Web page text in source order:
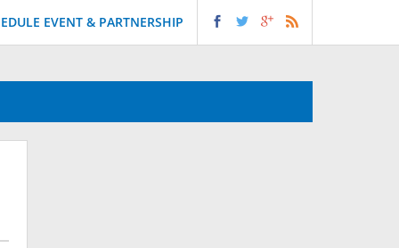
EVENT & PARTNERSHIP